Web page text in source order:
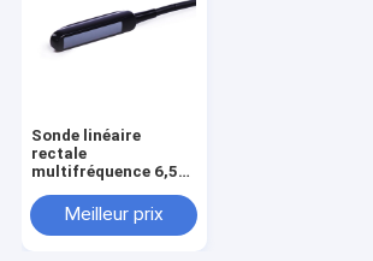
Sonde linéaire
rectale
multifréquence 6,5
Meilleur prix